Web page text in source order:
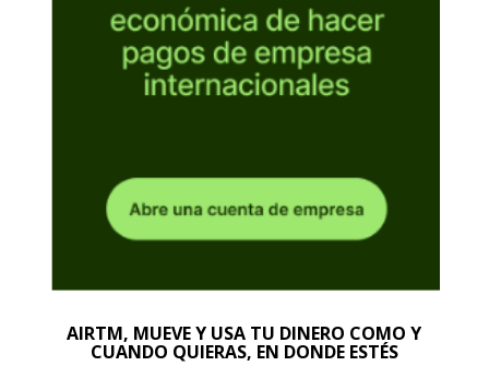
AIRTM, MUEVE Y USA TU DINERO COMO Y
CUANDO QUIERAS, EN DONDE ESTÉS